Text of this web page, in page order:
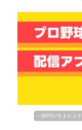
一部PRが含まれます